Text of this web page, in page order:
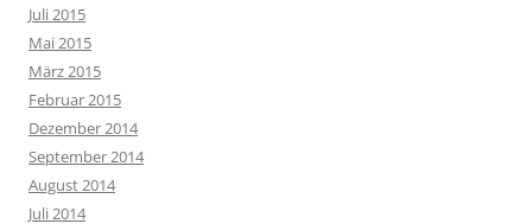
Juli 2015
Mai 2015
März 2015
Februar 2015
Dezember 2014
September 2014
August 2014
Juli 2014